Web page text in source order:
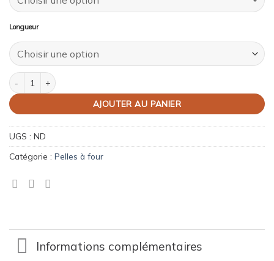
Longueur
quantité de Pellon bois longueur 60cm
AJOUTER AU PANIER
UGS : ND
Catégorie : Pelles à four
Informations complémentaires